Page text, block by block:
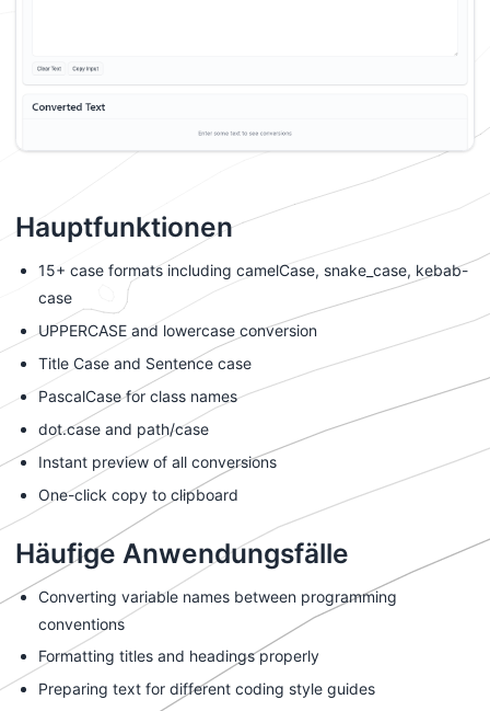
Hauptfunktionen
15+ case formats including camelCase, snake_case, kebab-
case
UPPERCASE and lowercase conversion
Title Case and Sentence case
PascalCase for class names
dot.case and path/case
Instant preview of all conversions
One-click copy to clipboard
Häufige Anwendungsfälle
Converting variable names between programming
conventions
Formatting titles and headings properly
Preparing text for different coding style guides